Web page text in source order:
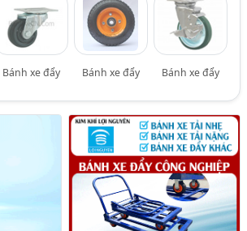
Bánh xe đẩy Bánh xe đẩy Bánh xe đẩy